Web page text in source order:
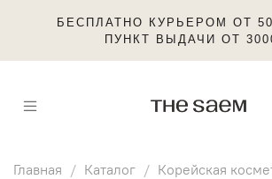
БЕСПЛАТНО КУРЬЕРОМ ОТ
ПУНКТ ВЫДАЧИ ОТ
Главная Каталог Корейская